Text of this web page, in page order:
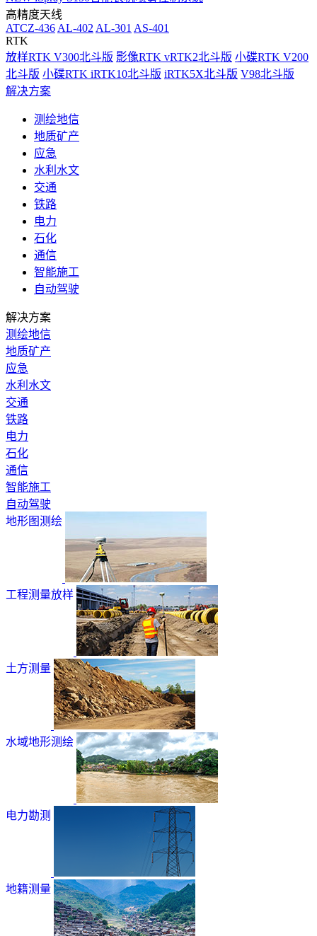
高精度天线
ATCZ-436 AL-402 AL-301 AS-401
RTK
放样RTK V300北斗版 影像RTK vRTK2北斗版 小碟RTK V200
北斗版 小碟RTK iRTK10北斗版 iRTK5X北斗版 V98北斗版
解决方案
测绘地信
地质矿产
应急
水利水文
交通
铁路
电力
石化
通信
智能施工
自动驾驶
解决方案
测绘地信
地质矿产
应急
水利水文
交通
铁路
电力
石化
通信
智能施工
自动驾驶
地形图测绘
工程测量放样
土方测量
水域地形测绘
电力勘测
地籍测量